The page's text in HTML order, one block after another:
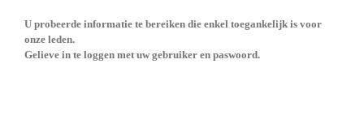
U probeerde informatie te bereiken die enkel toegankelijk is voor
onze leden.
Gelieve in te loggen met uw gebruiker en paswoord.